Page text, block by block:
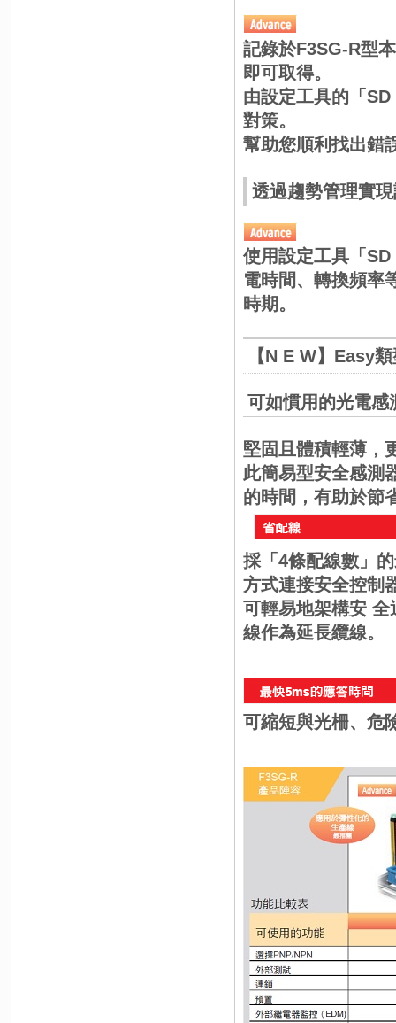
記錄於F3SG-R型
即可取得。
由設定工具的「
對策。
幫助您順利找出錯
透過趨勢管理實
使用設定工具「
電時間、轉換頻率
時期。
【N E W】Easy
可如慣用的光電感
堅固且體積輕薄，
此簡易型安全感測
的時間，有助於
採「4條配線數」
方式連接安全控制
可輕易地架構安
線作為延長纜線。
可縮短與光柵、危